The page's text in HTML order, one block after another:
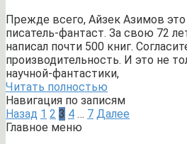
Прежде всего, Айзек Азимов
писатель-фантаст. За свою 72
написал почти 500 книг.
производительность. И это не
научной-фантастики,
Читать полностью
Навигация по записям
Назад 1 2 3 4 … 7 Далее
Главное меню